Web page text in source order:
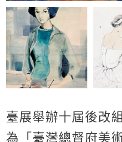
臺展舉辦十屆後改
為「臺灣總督府美